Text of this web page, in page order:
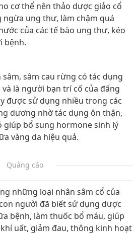
cơ thể nên thảo dược giảo cổ
ngừa ung thư, làm chậm quá
của các tế bào ung thư, kéo
bệnh.
sâm cau rừng có tác dụng
là người bạn trí cố của đấng
được sử dụng nhiều trong các
dương nhờ tác dụng ôn thận,
giúp bổ sung hormone sinh lý
vàng da hiệu quả.
Quảng cáo
những loại nhân sâm cổ của
người đã biết sử dụng dược
bệnh, làm thuốc bổ máu, giúp
uất, giảm đau, thông kinh hoạt